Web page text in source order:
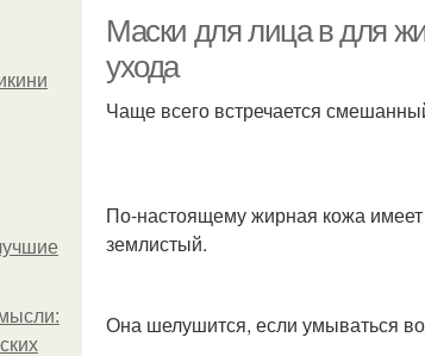
Маски для лица в для
ухода
Чаще всего встречается
По-настоящему жирная кожа
землистый.
Она шелушится, если умываться